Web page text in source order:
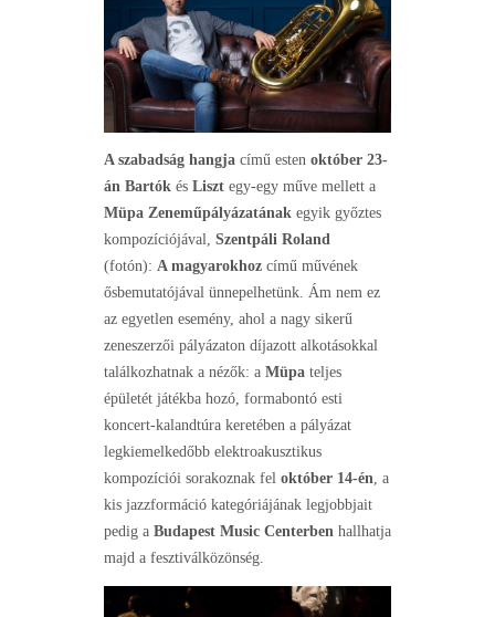
A szabadság hangja című esten október 23-
án Bartók és Liszt egy-egy műve mellett a
Müpa Zeneműpályázatának egyik győztes
kompozíciójával, Szentpáli Roland
(fotón): A magyarokhoz című művének
ősbemutatójával ünnepelhetünk. Ám nem ez
az egyetlen esemény, ahol a nagy sikerű
zeneszerzői pályázaton díjazott alkotásokkal
találkozhatnak a nézők: a Müpa teljes
épületét játékba hozó, formabontó esti
koncert-kalandtúra keretében a pályázat
legkiemelkedőbb elektroakusztikus
kompozíciói sorakoznak fel október 14-én , a
kis jazzformáció kategóriájának legjobbjait
pedig a Budapest Music Centerben hallhatja
majd a fesztiválközönség.